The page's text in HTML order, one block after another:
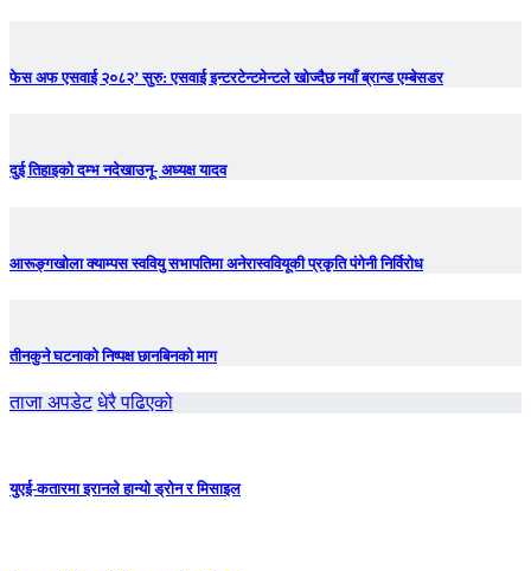
फेस अफ एसवाई २०८२’ सुरु: एसवाई इन्टरटेन्टमेन्टले खोज्दैछ नयाँ ब्रान्ड एम्बेसडर
दुई तिहाइको दम्भ नदेखाउनू- अध्यक्ष यादव
आरूङ्गखोला क्याम्पस स्ववियु सभापतिमा अनेरास्ववियूकी प्रकृति पंगेनी निर्विरोध
तीनकुने घटनाकाे निष्पक्ष छानबिनकाे माग
ताजा अपडेट धेरै पढिएको
युएई-कतारमा इरानले हान्यो ड्रोन र मिसाइल